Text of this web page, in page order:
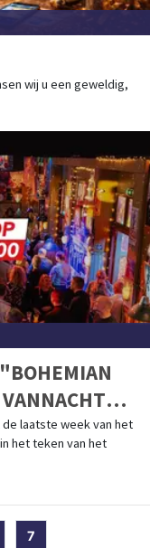
wij u een geweldig,
de laatste week van het
het teken van het
7